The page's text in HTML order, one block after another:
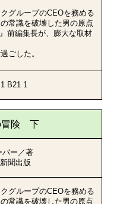
グループのCEOを務める
常識を破壊した男の原点
前編集長が、膨大な取材
ごした。
B21 1
冒険 下
バー／著
聞出版
グループのCEOを務める
常識を破壊した男の原点